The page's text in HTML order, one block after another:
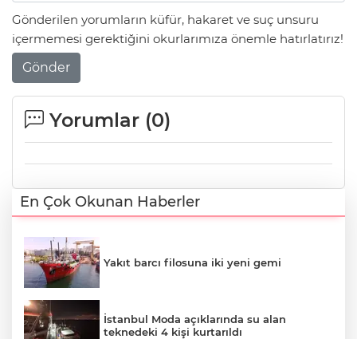
Gönderilen yorumların küfür, hakaret ve suç unsuru
içermemesi gerektiğini okurlarımıza önemle hatırlatırız!
Gönder
Yorumlar (0)
En Çok Okunan Haberler
Yakıt barcı filosuna iki yeni gemi
İstanbul Moda açıklarında su alan
teknedeki 4 kişi kurtarıldı